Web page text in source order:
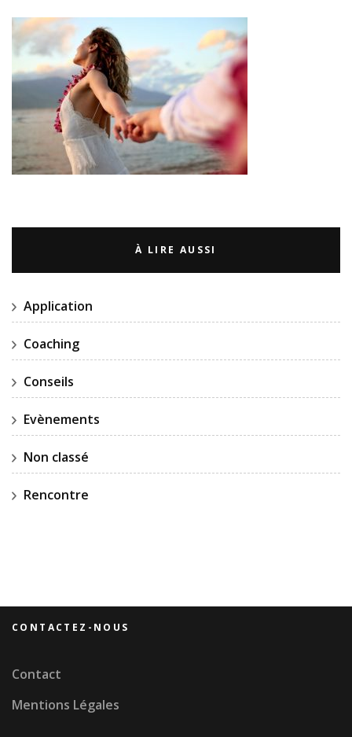
À LIRE AUSSI
Application
Coaching
Conseils
Evènements
Non classé
Rencontre
CONTACTEZ-NOUS
Contact
Mentions Légales